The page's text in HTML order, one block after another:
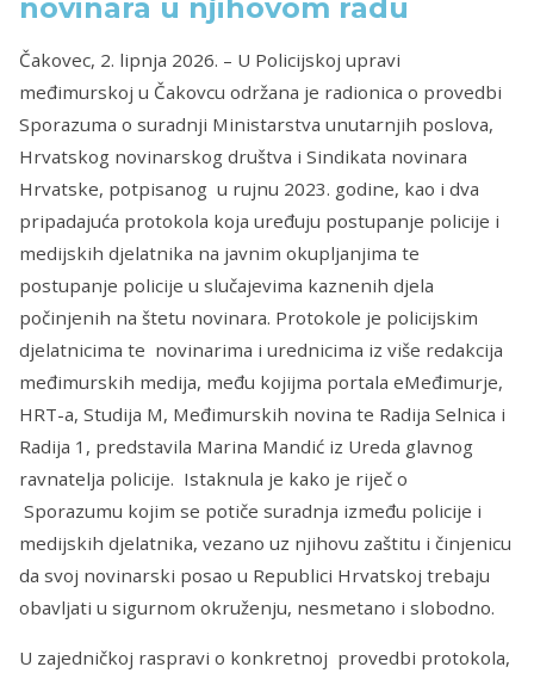
novinara u njihovom radu
Čakovec, 2. lipnja 2026. – U Policijskoj upravi
međimurskoj u Čakovcu održana je radionica o provedbi
Sporazuma o suradnji Ministarstva unutarnjih poslova,
Hrvatskog novinarskog društva i Sindikata novinara
Hrvatske, potpisanog u rujnu 2023. godine, kao i dva
pripadajuća protokola koja uređuju postupanje policije i
medijskih djelatnika na javnim okupljanjima te
postupanje policije u slučajevima kaznenih djela
počinjenih na štetu novinara. Protokole je policijskim
djelatnicima te novinarima i urednicima iz više redakcija
međimurskih medija, među kojijma portala eMeđimurje,
HRT-a, Studija M, Međimurskih novina te Radija Selnica i
Radija 1, predstavila Marina Mandić iz Ureda glavnog
ravnatelja policije. Istaknula je kako je riječ o
Sporazumu kojim se potiče suradnja između policije i
medijskih djelatnika, vezano uz njihovu zaštitu i činjenicu
da svoj novinarski posao u Republici Hrvatskoj trebaju
obavljati u sigurnom okruženju, nesmetano i slobodno.
U zajedničkoj raspravi o konkretnoj provedbi protokola,